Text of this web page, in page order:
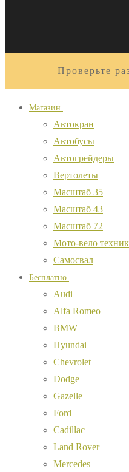
Проверьте
Магазин
Автокран
Автобусы
Автогрейдеры
Вертолеты
Масштаб 35
Масштаб 43
Масштаб 72
Мото-вело
Самосвал
Бесплатно
Audi
Alfa Romeo
BMW
Hyundai
Chevrolet
Dodge
Gazelle
Ford
Cadillac
Land Rover
Mercedes